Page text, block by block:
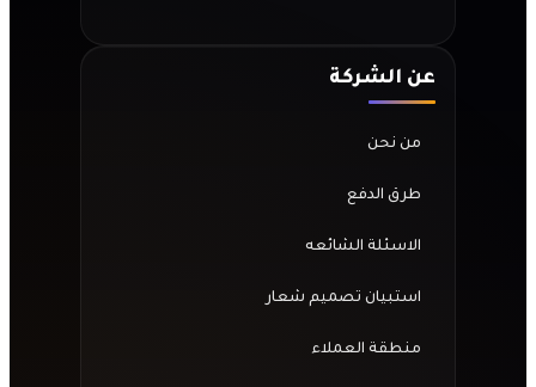
عن الشركة
من نحن
طرق الدفع
الاسئلة الشائعه
استبيان تصميم شعار
منطقة العملاء